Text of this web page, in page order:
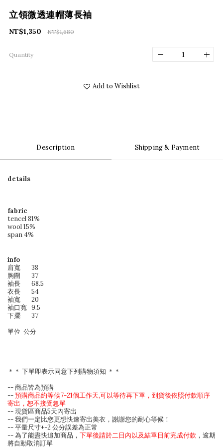
立領微透連帽薄長袖
NT$1,680
NT$1,350
Quantity
Add to Wishlist
Description Shipping & Payment
details
fabric
tencel 81%
wool 15%
span 4%
info
肩寬
38
胸圍
37
袖長
68.5
衣長
54
袖寬
20
袖口寬 9.5
下擺
37
單位 公分
＊＊ 下單即表示同意下列購物須知 ＊＊
-- 商品皆為預購
--預購商品約等候7-21個工作天,可以等待再下單，到貨後依照付款順序
寄出，恕不接受急單
-- 現貨區商品5天內寄出
-- 我們一定比您更想快速寄出美衣，謝謝您的耐心等候！
-- 平量尺寸+-2 公分誤差為正常
-- 為了能盡快追加商品， 下單後請於二日內以及結單日前完成付款 ，逾期
將自動取消訂單